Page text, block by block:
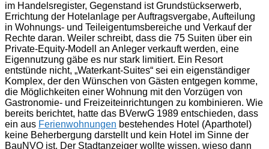
im Handelsregister, Gegenstand ist Grundstückserwerb,
Errichtung der Hotelanlage per Auftragsvergabe, Aufteilung
in Wohnungs- und Teileigentumsbereiche und Verkauf der
Rechte daran. Weiler schreibt, dass die 75 Suiten über ein
Private-Equity-Modell an Anleger verkauft werden, eine
Eigennutzung gäbe es nur stark limitiert. Ein Resort
entstünde nicht, „Waterkant-Suites“ sei ein eigenständiger
Komplex, der den Wünschen von Gästen entgegen komme,
die Möglichkeiten einer Wohnung mit den Vorzügen von
Gastronomie- und Freizeiteinrichtungen zu kombinieren. Wie
bereits berichtet, hatte das BVerwG 1989 entschieden, dass
ein aus Ferienwohnungen bestehendes Hotel (Aparthotel)
keine Beherbergung darstellt und kein Hotel im Sinne der
BauNVO ist. Der Stadtanzeiger wollte wissen, wieso dann